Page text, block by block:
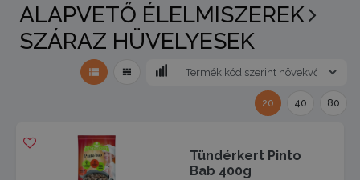
ALAPVETŐ ÉLELMISZEREK
SZÁRAZ HÜVELYESEK
20 40 80
Tündérkert Pinto
Bab 400g